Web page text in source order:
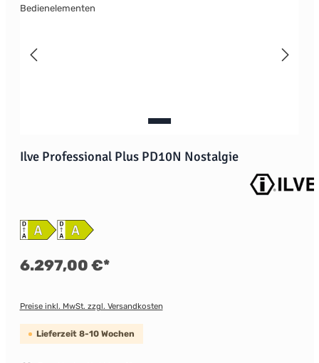
Ilve Professional Plus PD10N Nostalgie
6.297,00 €*
Preise inkl. MwSt. zzgl. Versandkosten
Lieferzeit 8-10 Wochen